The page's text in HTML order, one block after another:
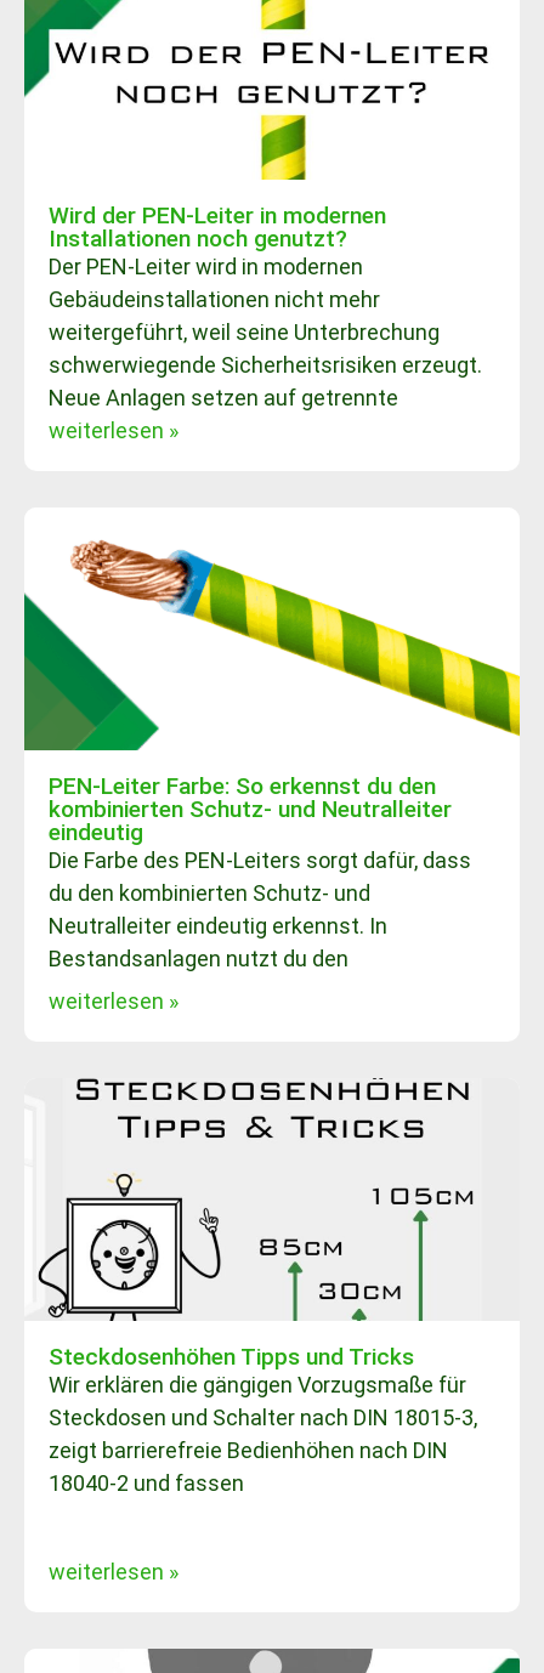
Wird der PEN-Leiter in modernen
Installationen noch genutzt?
Der PEN-Leiter wird in modernen
Gebäudeinstallationen nicht mehr
weitergeführt, weil seine Unterbrechung
schwerwiegende Sicherheitsrisiken erzeugt.
Neue Anlagen setzen auf getrennte
weiterlesen »
PEN-Leiter Farbe: So erkennst du den
kombinierten Schutz- und Neutralleiter
eindeutig
Die Farbe des PEN-Leiters sorgt dafür, dass
du den kombinierten Schutz- und
Neutralleiter eindeutig erkennst. In
Bestandsanlagen nutzt du den
weiterlesen »
Steckdosenhöhen Tipps und Tricks
Wir erklären die gängigen Vorzugsmaße für
Steckdosen und Schalter nach DIN 18015-3,
zeigt barrierefreie Bedienhöhen nach DIN
18040-2 und fassen
weiterlesen »